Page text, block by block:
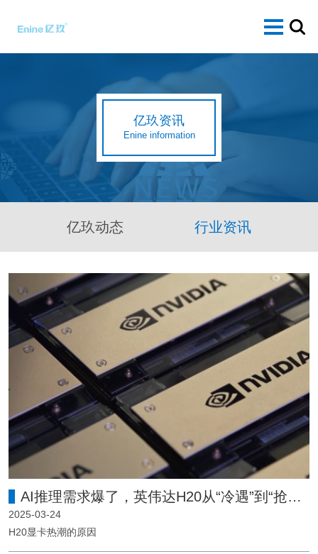
亿玖资讯
Enine information
亿玖动态 行业资讯
AI推理需求爆了，英伟达H20从“冷遇”到“抢手”的转变！
2025-03-24
H20显卡热潮的原因